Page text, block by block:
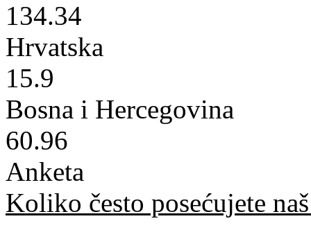
134.34
Hrvatska
15.9
Bosna i Hercegovina
60.96
Anketa
Koliko često posećujete